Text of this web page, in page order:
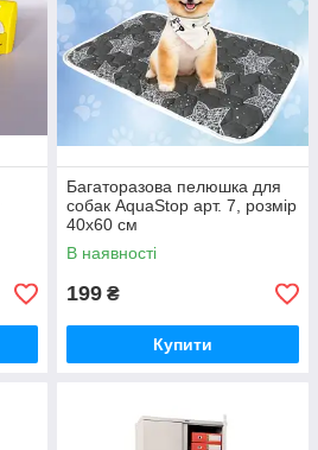
Багаторазова пелюшка для
собак AquaStop арт. 7, розмір
40х60 см
В наявності
199 ₴
Купити